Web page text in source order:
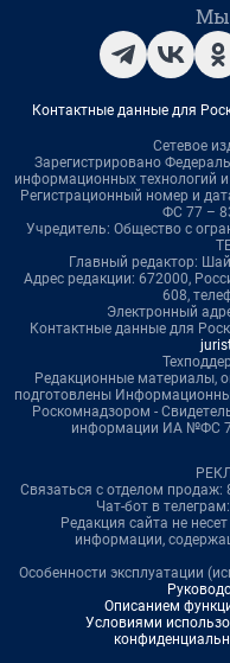
Мы
Контактные данные для
Сетевое
Зарегистрировано
информационных технологий
Регистрационный номер и
ФС 77 –
Учредитель: Общество с
Главный редактор:
Адрес редакции: 672000,
608,
Электронный
Контактные данные для
Редакционные материалы,
подготовлены
Роскомнадзором -
информации ИА №ФС
Связаться с отделом продаж:
Чат-бот в телеграм:
Редакция сайта не
информации,
Особенности эксплуатации
Описанием
Условиями